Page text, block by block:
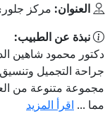
العنوان: مركز جلوري
نبذة عن الطبيب:
دكتور محمود شاهين
جراحة التجميل
مجموعة متنوعة من
مما ... اقرأ المزيد